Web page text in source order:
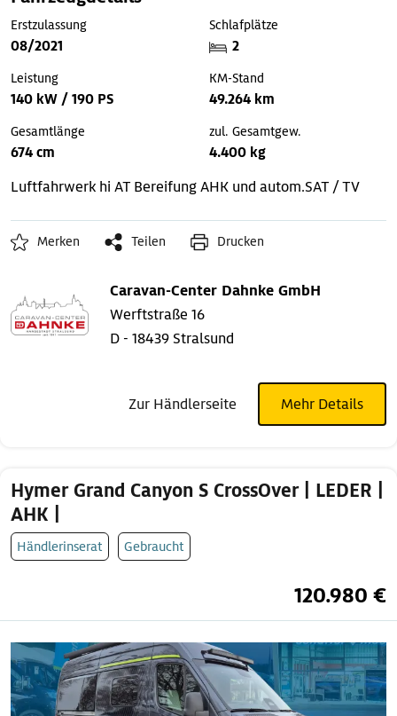
Erstzulassung
08/2021
Schlafplätze
2
Leistung
140 kW / 190 PS
KM-Stand
49.264 km
Gesamtlänge
674 cm
zul. Gesamtgew.
4.400 kg
Luftfahrwerk hi AT BereifungAHK und autom.SAT / TV
Merken Teilen Drucken
Caravan-Center Dahnke GmbH
Werftstraße 16
D - 18439 Stralsund
Zur Händlerseite Mehr Details
Hymer Grand Canyon S CrossOver | LEDER |
AHK |
Händlerinserat Gebraucht
120.980 €